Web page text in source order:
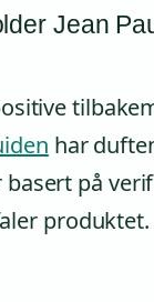
Jean
har
på
produktet.